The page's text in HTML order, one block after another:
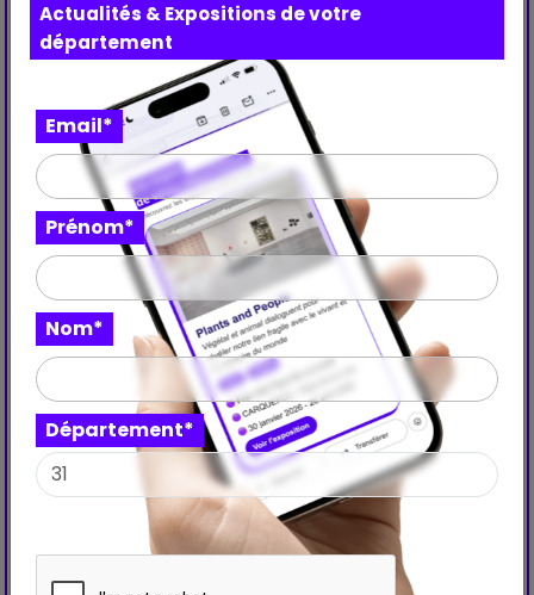
Copier le lien
Actualités & Expositions de votre
département
Email*
Prénom*
Nom*
Département*